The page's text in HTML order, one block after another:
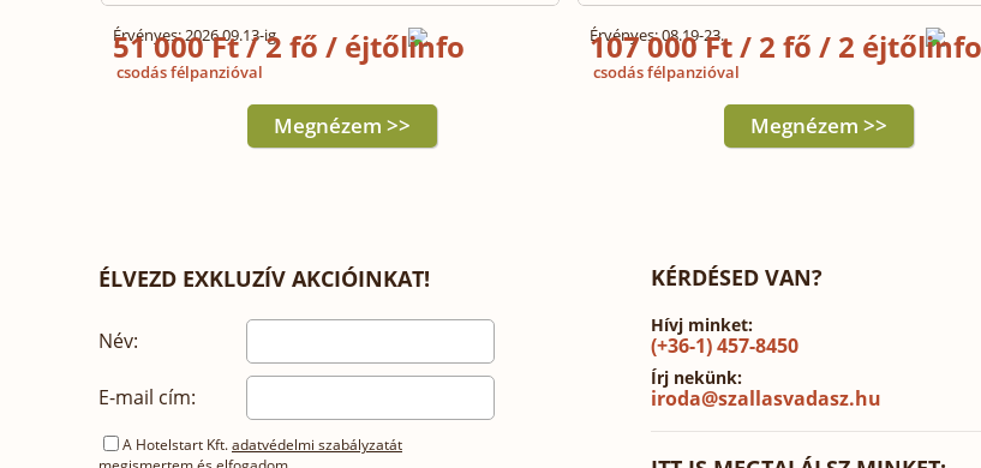
Érvényes: 2026.09.13-ig
51 000 Ft / 2 fő / éjtől
csodás félpanzióval
Megnézem >>
Érvényes: 08.19-23.
107 000 Ft / 2 fő / 2 éjtől
csodás félpanzióval
Megnézem >>
ÉLVEZD EXKLUZÍV AKCIÓINKAT!
Név:
E-mail cím:
A Hotelstart Kft.adatvédelmi szabályzatát
KÉRDÉSED VAN?
Hívj minket:
(+36-1) 457-8450
Írj nekünk:
iroda@szallasvadasz.hu